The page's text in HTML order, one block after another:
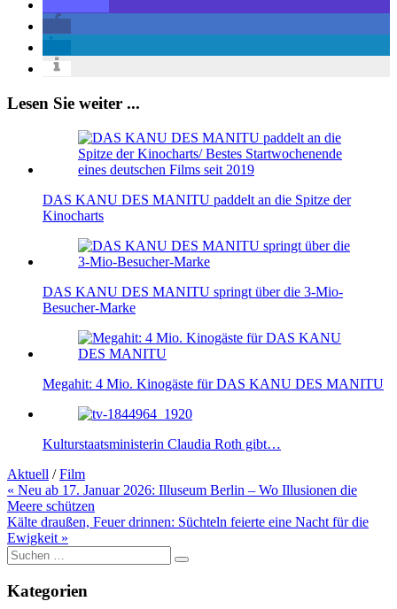
Lesen Sie weiter ...
DAS KANU DES MANITU paddelt an die Spitze der
Kinocharts
DAS KANU DES MANITU springt über die 3-Mio-
Besucher-Marke
Megahit: 4 Mio. Kinogäste für DAS KANU DES MANITU
Kulturstaatsministerin Claudia Roth gibt…
Aktuell /Film
Beitragsnavigation
« Neu ab 17. Januar 2026: Illuseum Berlin – Wo Illusionen die
Meere schützen
Kälte draußen, Feuer drinnen: Süchteln feierte eine Nacht für die
Ewigkeit »
Suche
nach:
Kategorien